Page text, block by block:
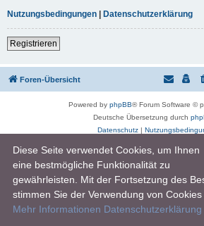
Nutzungsbedingungen | Datenschutzerklärung
Registrieren
Foren-Übersicht
Powered by phpBB® Forum Software ©
Deutsche Übersetzung durch
Datenschutz|
Diese Seite verwendet Cookies, um Ihnen
eine bestmögliche Funktionalität zu
gewährleisten. Mit der Fortsetzung des
stimmen Sie der Verwendung von Cookies
Mehr Informationen Datenschutzerklärung